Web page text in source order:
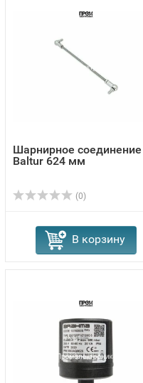
Шарнирное соединение
Baltur 624 мм
(0)
В корзину